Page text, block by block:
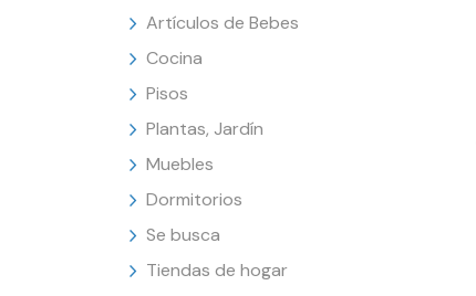
Artículos de Bebes
Cocina
Pisos
Plantas, Jardín
Muebles
Dormitorios
Se busca
Tiendas de hogar